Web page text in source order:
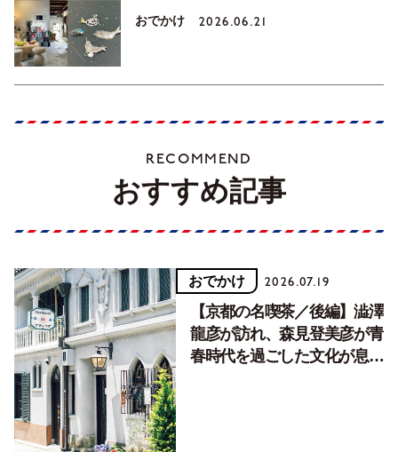
おでかけ 2026.06.21
RECOMMEND
おすすめ記事
おでかけ 2026.07.19
【京都の名喫茶／後編】澁澤
龍彦が訪れ、森見登美彦が青
春時代を過ごした文化が息づ